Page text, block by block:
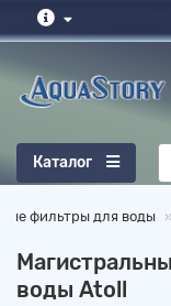
Каталог
фильтры для воды
воды Atoll